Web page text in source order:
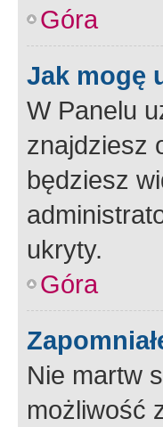
Góra
Jak mogę
W Panelu
znajdziesz
będziesz
ukryty.
Góra
Nie martw
możliwość